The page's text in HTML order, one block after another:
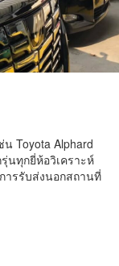
Toyota Alphard
นทุกยี่ห้อวิเคราะห์
ารรับส่งนอกสถานที่